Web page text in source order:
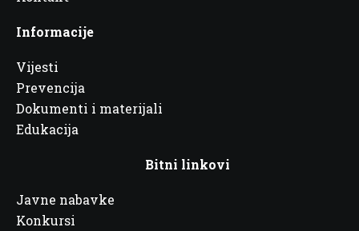
Informacije
Vijesti
Prevencija
Dokumenti i materijali
Edukacija
Bitni linkovi
Javne nabavke
Konkursi